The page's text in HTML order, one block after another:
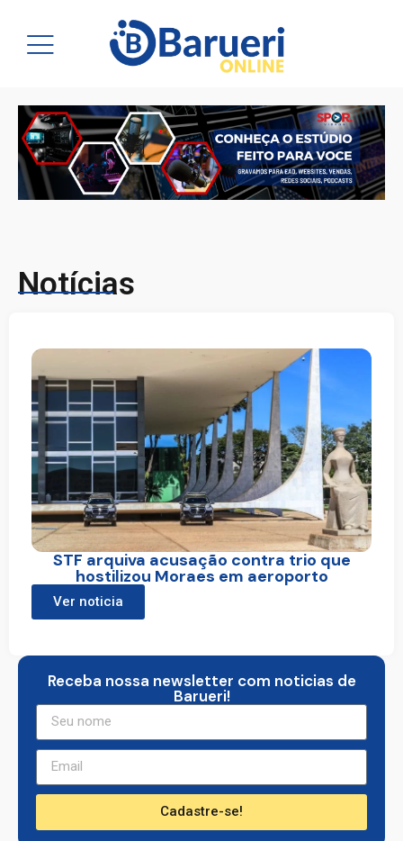
Notícias
STF arquiva acusação contra trio que
hostilizou Moraes em aeroporto
Ver noticia
Receba nossa newsletter com noticias de
Barueri!
Cadastre-se!